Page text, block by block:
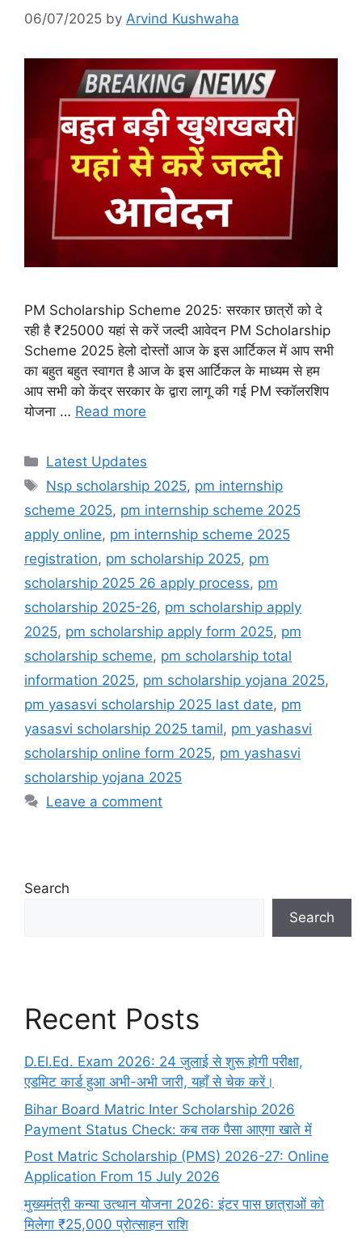
06/07/2025 by Arvind Kushwaha
PM Scholarship Scheme 2025: सरकार छात्रों को दे
रही है ₹25000 यहां से करें जल्दी आवेदन PM Scholarship
Scheme 2025 हेलो दोस्तों आज के इस आर्टिकल में आप सभी
का बहुत बहुत स्वागत है आज के इस आर्टिकल के माध्यम से हम
आप सभी को केंद्र सरकार के द्वारा लागू की गई PM स्कॉलरशिप
योजना … Read more
Categories
Latest Updates
Tags
Nsp scholarship 2025, pm internship
scheme 2025, pm internship scheme 2025
apply online, pm internship scheme 2025
registration, pm scholarship 2025, pm
scholarship 2025 26 apply process, pm
scholarship 2025-26, pm scholarship apply
2025, pm scholarship apply form 2025, pm
scholarship scheme, pm scholarship total
information 2025, pm scholarship yojana 2025,
pm yasasvi scholarship 2025 last date, pm
yasasvi scholarship 2025 tamil, pm yashasvi
scholarship online form 2025, pm yashasvi
scholarship yojana 2025
Leave a comment
Search
Search
Recent Posts
D.El.Ed. Exam 2026: 24 जुलाई से शुरू होगी परीक्षा,
एडमिट कार्ड हुआ अभी-अभी जारी, यहाँ से चेक करें।
Bihar Board Matric Inter Scholarship 2026
Payment Status Check: कब तक पैसा आएगा खाते में
Post Matric Scholarship (PMS) 2026-27: Online
Application From 15 July 2026
मुख्यमंत्री कन्या उत्थान योजना 2026: इंटर पास छात्राओं को
मिलेगा ₹25,000 प्रोत्साहन राशि